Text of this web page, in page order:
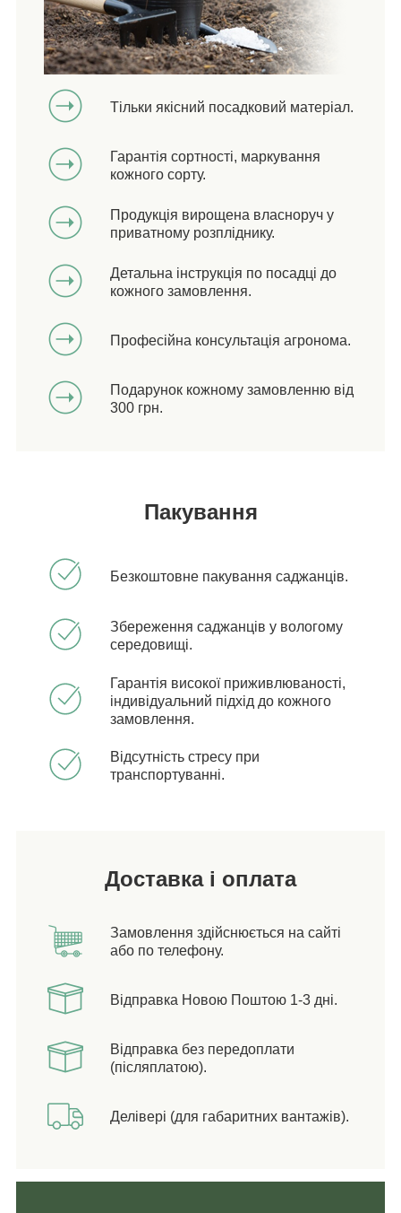
Тільки якісний посадковий матеріал.
Гарантія сортності, маркування
кожного сорту.
Продукція вирощена власноруч у
приватному розпліднику.
Детальна інструкція по посадці до
кожного замовлення.
Професійна консультація агронома.
Подарунок кожному замовленню від
300 грн.
Пакування
Безкоштовне пакування саджанців.
Збереження саджанців у вологому
середовищі.
Гарантія високої приживлюваності,
індивідуальний підхід до кожного
замовлення.
Відсутність стресу при
транспортуванні.
Доставка і оплата
Замовлення здійснюється на сайті
або по телефону.
Відправка Новою Поштою 1-3 дні.
Відправка без передоплати
(післяплатою).
Делівері (для габаритних вантажів).